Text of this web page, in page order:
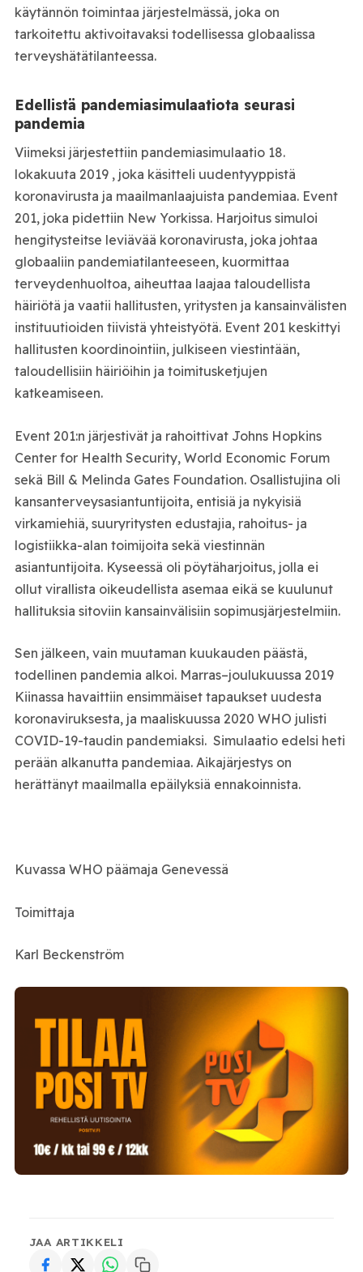
käytännön toimintaa järjestelmässä, joka on
tarkoitettu aktivoitavaksi todellisessa globaalissa
terveyshätätilanteessa.
Edellistä pandemiasimulaatiota seurasi
pandemia
Viimeksi järjestettiin pandemiasimulaatio 18.
lokakuuta 2019 , joka käsitteli uudentyyppistä
koronavirusta ja maailmanlaajuista pandemiaa. Event
201, joka pidettiin New Yorkissa. Harjoitus simuloi
hengitysteitse leviävää koronavirusta, joka johtaa
globaaliin pandemiatilanteeseen, kuormittaa
terveydenhuoltoa, aiheuttaa laajaa taloudellista
häiriötä ja vaatii hallitusten, yritysten ja kansainvälisten
instituutioiden tiivistä yhteistyötä. Event 201 keskittyi
hallitusten koordinointiin, julkiseen viestintään,
taloudellisiin häiriöihin ja toimitusketjujen
katkeamiseen.
Event 201:n järjestivät ja rahoittivat Johns Hopkins
Center for Health Security, World Economic Forum
sekä Bill & Melinda Gates Foundation. Osallistujina oli
kansanterveysasiantuntijoita, entisiä ja nykyisiä
virkamiehiä, suuryritysten edustajia, rahoitus- ja
logistiikka-alan toimijoita sekä viestinnän
asiantuntijoita. Kyseessä oli pöytäharjoitus, jolla ei
ollut virallista oikeudellista asemaa eikä se kuulunut
hallituksia sitoviin kansainvälisiin sopimusjärjestelmiin.
Sen jälkeen, vain muutaman kuukauden päästä,
todellinen pandemia alkoi. Marras–joulukuussa 2019
Kiinassa havaittiin ensimmäiset tapaukset uudesta
koronaviruksesta, ja maaliskuussa 2020 WHO julisti
COVID-19-taudin pandemiaksi. Simulaatio edelsi heti
perään alkanutta pandemiaa. Aikajärjestys on
herättänyt maailmalla epäilyksiä ennakoinnista.
Kuvassa WHO päämaja Genevessä
Toimittaja
Karl Beckenström
JAA ARTIKKELI